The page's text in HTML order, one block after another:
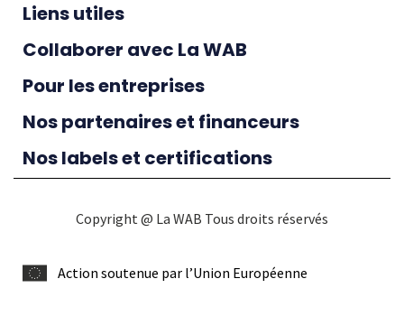
Liens utiles
Collaborer avec La WAB
Pour les entreprises
Nos partenaires et financeurs
Nos labels et certifications
Copyright @ La WAB Tous droits réservés
Action soutenue par l’Union Européenne